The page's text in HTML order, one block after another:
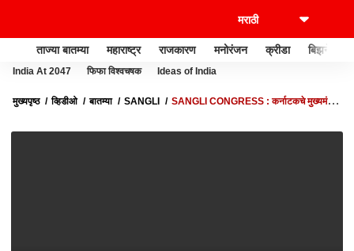
ताज्या बातम्या महाराष्ट्र राजकारण मनोरंजन क्रीडा बिझनेस
India At 2047 फिफा विश्वचषक Ideas of India
मुख्यपृष्ठ व्हिडीओ बातम्या SANGLI
SANGLI CONGRESS : कर्नाटकचे मुख्यमंत्री